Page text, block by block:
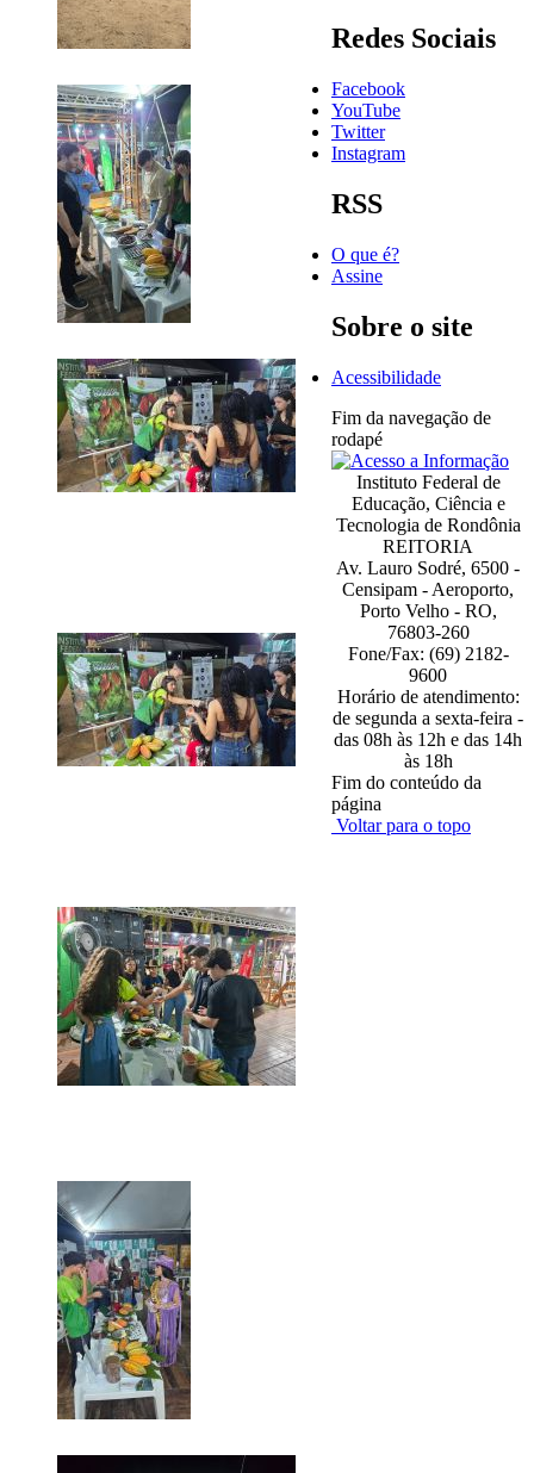
Redes Sociais
Facebook
YouTube
Twitter
Instagram
RSS
O que é?
Assine
Sobre o site
Acessibilidade
Fim da navegação de
rodapé
Instituto Federal de
Educação, Ciência e
Tecnologia de Rondônia
REITORIA
Av. Lauro Sodré, 6500 -
Censipam - Aeroporto,
Porto Velho - RO,
76803-260
Fone/Fax: (69) 2182-
9600
Horário de atendimento:
de segunda a sexta-feira -
das 08h às 12h e das 14h
às 18h
Fim do conteúdo da
página
Voltar para o topo